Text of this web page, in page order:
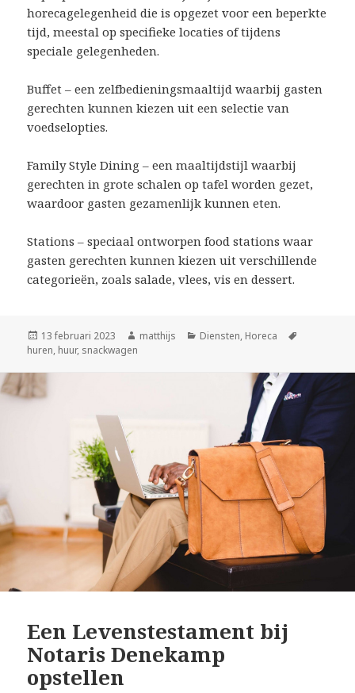
horecagelegenheid die is opgezet voor een beperkte
tijd, meestal op specifieke locaties of tijdens
speciale gelegenheden.
Buffet – een zelfbedieningsmaaltijd waarbij gasten
gerechten kunnen kiezen uit een selectie van
voedselopties.
Family Style Dining – een maaltijdstijl waarbij
gerechten in grote schalen op tafel worden gezet,
waardoor gasten gezamenlijk kunnen eten.
Stations – speciaal ontworpen food stations waar
gasten gerechten kunnen kiezen uit verschillende
categorieën, zoals salade, vlees, vis en dessert.
Geplaatst
op
13 februari 2023 Auteur
matthijs Categorieën
Diensten, Horeca
huren, huur, snackwagen
Een Levenstestament bij
Notaris Denekamp
opstellen